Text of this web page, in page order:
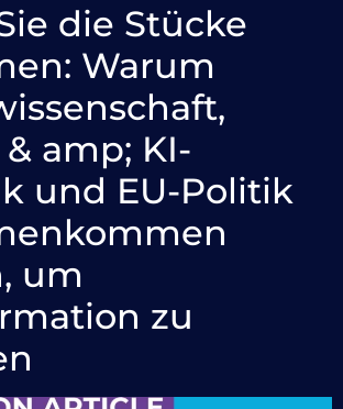
die Stücke
Warum
amp; KI-
und EU-Politik
um
zu